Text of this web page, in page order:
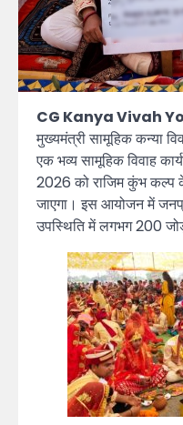
CG Kanya Vivah
मुख्यमंत्री सामूहिक कन्या
एक भव्य सामूहिक विवाह
2026 को राजिम कुंभ कल्प
जाएगा। इस आयोजन में
उपस्थिति में लगभग 200